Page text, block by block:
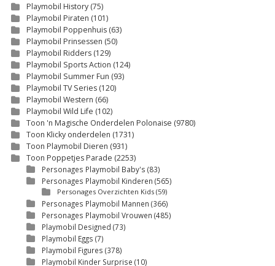
Playmobil History (75)
Playmobil Piraten (101)
Playmobil Poppenhuis (63)
Playmobil Prinsessen (50)
Playmobil Ridders (129)
Playmobil Sports Action (124)
Playmobil Summer Fun (93)
Playmobil TV Series (120)
Playmobil Western (66)
Playmobil Wild Life (102)
Toon 'n Magische Onderdelen Polonaise (9780)
Toon Klicky onderdelen (1731)
Toon Playmobil Dieren (931)
Toon Poppetjes Parade (2253)
Personages Playmobil Baby's (83)
Personages Playmobil Kinderen (565)
Personages Overzichten Kids (59)
Personages Playmobil Mannen (366)
Personages Playmobil Vrouwen (485)
Playmobil Designed (73)
Playmobil Eggs (7)
Playmobil Figures (378)
Playmobil Kinder Surprise (10)